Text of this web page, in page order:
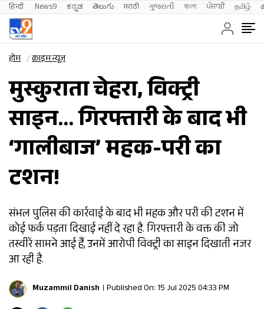
हिन्दी News9 ಕನ್ನಡ తెలుగు मराठी ગુજરાતી বাংলা ਪੰਜਾਬੀ தமிழ்
होम क्राइम न्यूज़
मुस्कुराता चेहरा, विक्ट्री
साइन… गिरफ्तारी के बाद भी
‘गालीबाज’ महक-परी का
टशन!
संभल पुलिस की कार्रवाई के बाद भी महक और परी की टशन में
कोई फर्क पड़ता दिखाई नहीं दे रहा है. गिरफ्तारी के वक्त की जो
तस्वीरें सामने आई हैं, उनमें आरोपी विक्ट्री का साइन दिखाती नजर
आ रही है.
Muzammil Danish Published On: 15 Jul 2025 04:33 PM